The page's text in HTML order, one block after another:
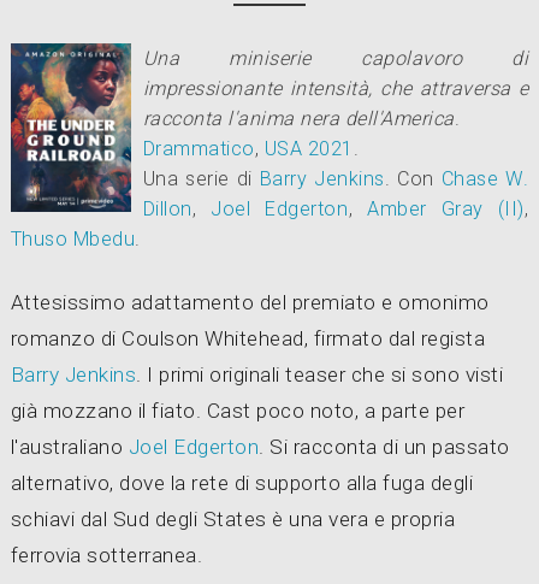
Una miniserie capolavoro di
impressionante intensità, che attraversa e
racconta l'anima nera dell'America
Drammatico, USA 2021
Una serie di Barry Jenkins Con Chase W.
Dillon, Joel Edgerton,Amber Gray (II),
Thuso Mbedu
Attesissimo adattamento del premiato e omonimo
romanzo di Coulson Whitehead, firmato dal regista
Barry Jenkins . I primi originali teaser che si sono visti
già mozzano il fiato. Cast poco noto, a parte per
l'australiano Joel Edgerton . Si racconta di un passato
alternativo, dove la rete di supporto alla fuga degli
schiavi dal Sud degli States è una vera e propria
ferrovia sotterranea.